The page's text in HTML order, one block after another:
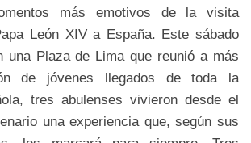
más emotivos de la visita
León XIV a España. Este sábado
una Plaza de Lima que reunió a más
de jóvenes llegados de toda la
tres abulenses vivieron desde el
una experiencia que, según sus